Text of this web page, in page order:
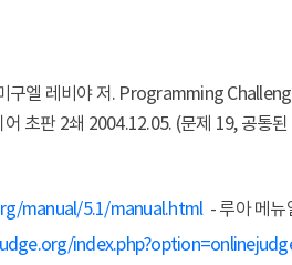
구엘 레비야 저. Programming
초판 2쇄 2004.12.05. (문제 19, 공통
manual/5.1/manual.html- 루아 메뉴